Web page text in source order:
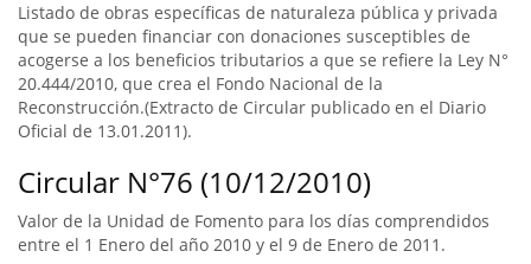
Listado de obras específicas de naturaleza pública y privada
que se pueden financiar con donaciones susceptibles de
acogerse a los beneficios tributarios a que se refiere la Ley N°
20.444/2010, que crea el Fondo Nacional de la
Reconstrucción.(Extracto de Circular publicado en el Diario
Oficial de 13.01.2011).
Circular N°76 (10/12/2010)
Valor de la Unidad de Fomento para los días comprendidos
entre el 1 Enero del año 2010 y el 9 de Enero de 2011.